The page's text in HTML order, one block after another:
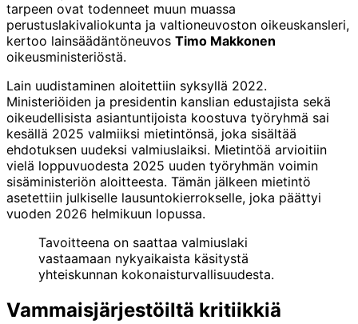
tarpeen ovat todenneet muun muassa
perustuslakivaliokunta ja valtioneuvoston oikeuskansleri,
kertoo lainsäädäntöneuvos Timo Makkonen
oikeusministeriöstä.
Lain uudistaminen aloitettiin syksyllä 2022.
Ministeriöiden ja presidentin kanslian edustajista sekä
oikeudellisista asiantuntijoista koostuva työryhmä sai
kesällä 2025 valmiiksi mietintönsä, joka sisältää
ehdotuksen uudeksi valmiuslaiksi. Mietintöä arvioitiin
vielä loppuvuodesta 2025 uuden työryhmän voimin
sisäministeriön aloitteesta. Tämän jälkeen mietintö
asetettiin julkiselle lausuntokierrokselle, joka päättyi
vuoden 2026 helmikuun lopussa.
Tavoitteena on saattaa valmiuslaki
vastaamaan nykyaikaista käsitystä
yhteiskunnan kokonaisturvallisuudesta.
Vammaisjärjestöiltä kritiikkiä